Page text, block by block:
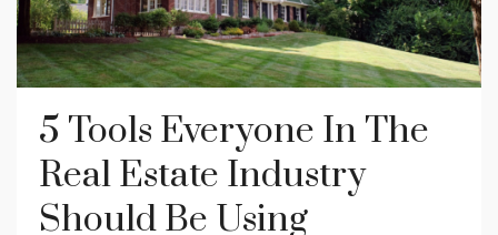
5 Tools Everyone In The
Real Estate Industry
Should Be Using